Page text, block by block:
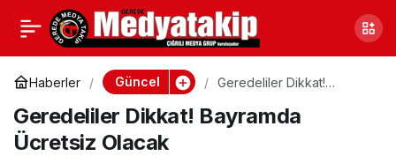
Haberler Güncel
Geredeliler Dikkat!
Geredeliler Dikkat! Bayramda
Ücretsiz Olacak
Bolu’da Deprem
Meydana Geldi: Kandilli
Verileri Paylaştı
Paylaş